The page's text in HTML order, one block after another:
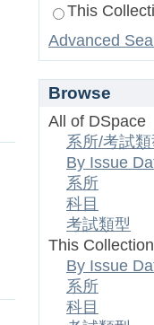
This
Advanced
Browse
All of DSpace
系所/考試
By Issue
系所
科目
考試類型
This Collection
By Issue
系所
科目